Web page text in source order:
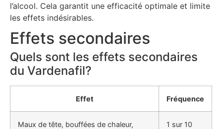
l’alcool. Cela garantit une efficacité optimale et limite
les effets indésirables.
Effets secondaires
Quels sont les effets secondaires
du Vardenafil?
Effet Fréquence
Maux de tête, bouffées de chaleur,
1 sur 10